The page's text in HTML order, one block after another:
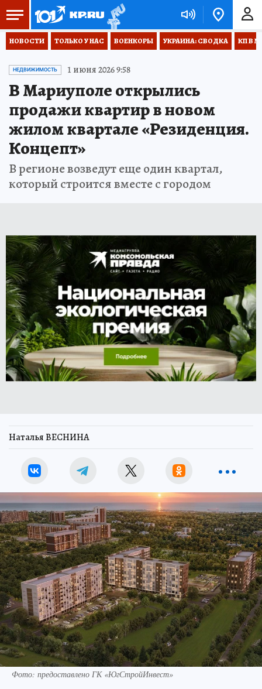
НОВОСТИ ТОЛЬКО У НАС ВОЕНКОРЫ УКРАИНА: СВОДКА КП В
НЕДВИЖИМОСТЬ 1 июня 2026 9:58
В Мариуполе открылись
продажи квартир в новом
жилом квартале «Резиденция.
Концепт»
В регионе возведут еще один квартал,
который строится вместе с городом
Наталья ВЕСНИНА
Фото: предоставлено ГК «ЮгСтройИнвест»